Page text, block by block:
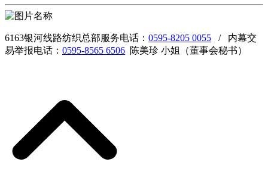
6163银河线路纺织总部服务电话： 0595-8205 0055 / 内幕交
易举报电话： 0595-8565 6506 陈美珍 小姐（董事会秘书）